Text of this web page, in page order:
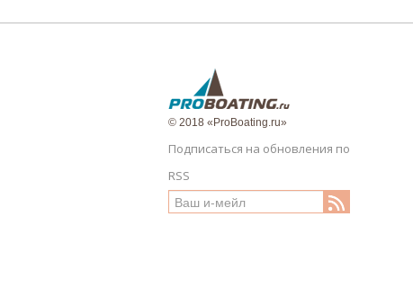
© 2018 «ProBoating.ru»
Подписаться на обновления по
RSS